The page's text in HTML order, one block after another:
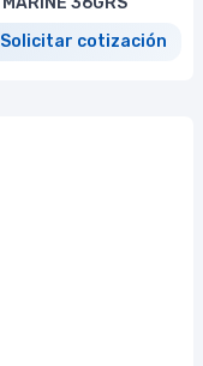
Solicitar cotización